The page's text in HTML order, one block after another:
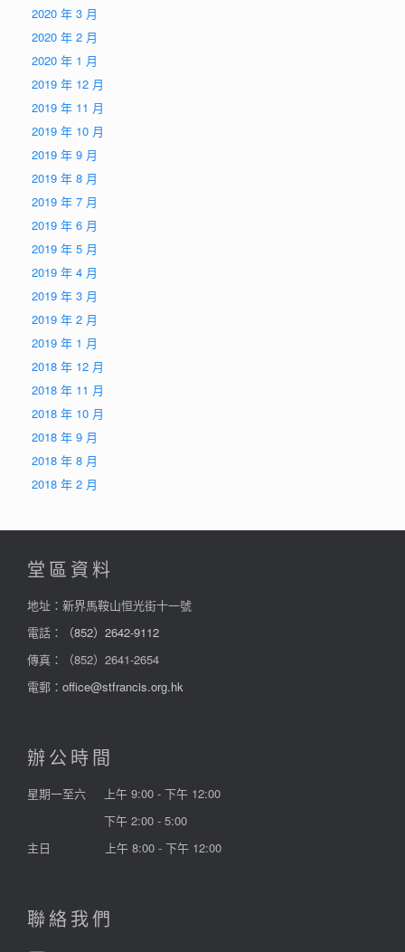
2020 年 3 月
2020 年 2 月
2020 年 1 月
2019 年 12 月
2019 年 11 月
2019 年 10 月
2019 年 9 月
2019 年 8 月
2019 年 7 月
2019 年 6 月
2019 年 5 月
2019 年 4 月
2019 年 3 月
2019 年 2 月
2019 年 1 月
2018 年 12 月
2018 年 11 月
2018 年 10 月
2018 年 9 月
2018 年 8 月
2018 年 2 月
堂區資料
地址：新界馬鞍山恒光街十一號
電話：
（852）2642-9112
傳真：（852）2641-2654
電郵： office@stfrancis.org.hk
辦公時間
星期一至六
上午 9:00 - 下午 12:00
下午 2:00 - 5:00
主日
上午 8:00 - 下午 12:00
聯絡我們